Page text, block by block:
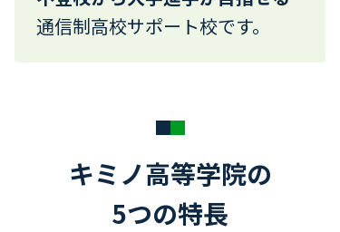
通信制高校サポート校です。
キミノ高等学院の
5つの特長